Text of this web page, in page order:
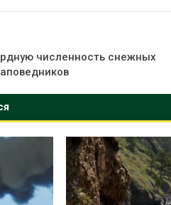
численность снежных